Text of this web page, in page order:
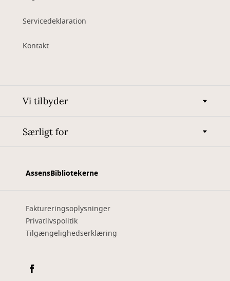
Servicedeklaration
Kontakt
Vi tilbyder
Særligt for
AssensBibliotekerne
Faktureringsoplysninger
Privatlivspolitik
Tilgængelighedserklæring